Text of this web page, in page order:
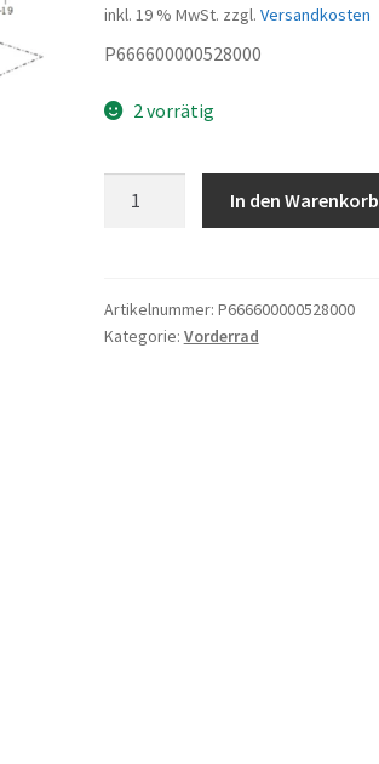
inkl. 19 % MwSt. zzgl. Versandkosten
P666600000528000
2 vorrätig
In den Warenkorb
Artikelnummer: P666600000528000
Kategorie: Vorderrad